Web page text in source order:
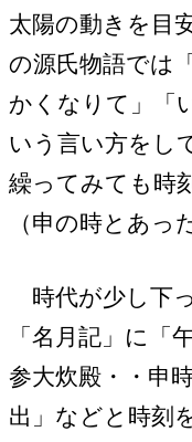
太陽の動きを目
の源氏物語では
かくなりて」「
いう言い方をし
繰ってみても時
（申の時とあっ
時代が少し下
「名月記」に「
参大炊殿・・申
出」などと時刻